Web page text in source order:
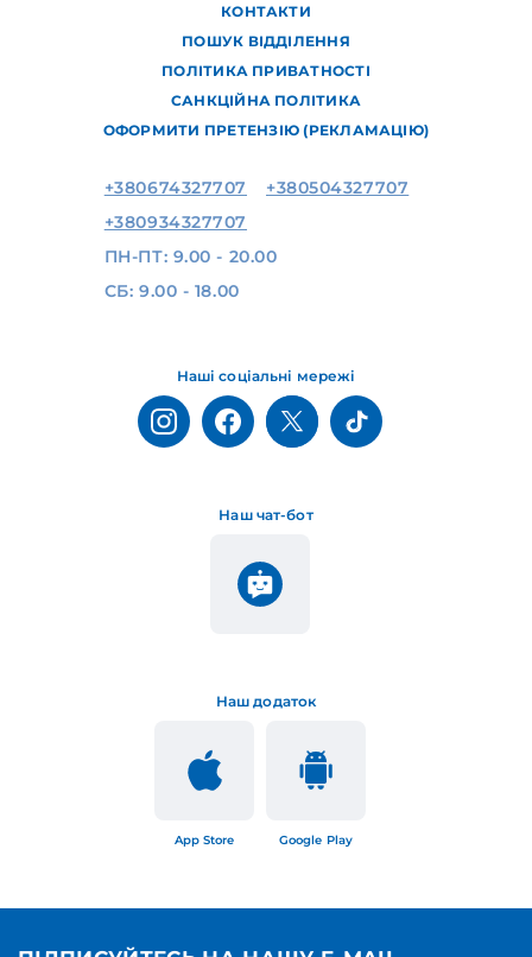
КОНТАКТИ
ПОШУК ВІДДІЛЕННЯ
ПОЛІТИКА ПРИВАТНОСТІ
САНКЦІЙНА ПОЛІТИКА
ОФОРМИТИ ПРЕТЕНЗІЮ (РЕКЛАМАЦІЮ)
Наш додаток
App Store Google Play
Наш чат-бот
Наші соціальні мережі
+380674327707
+380504327707
+380934327707
ПН-ПТ: 9.00 - 20.00
СБ: 9.00 - 18.00